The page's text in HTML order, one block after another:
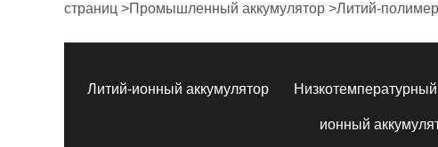
страниц >Промышленный аккумулятор >Литий-
Литий-ионный аккумулятор
ионный